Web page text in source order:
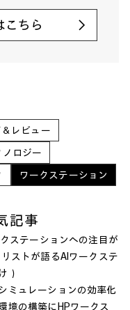
こちら
レビュー
ロジー
ワークステーション
記事
ステーションへの注目が
ストが語るAIワークステ
）
ミュレーションの効率化
境の構築にHPワークス